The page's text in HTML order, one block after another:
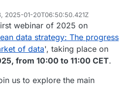
2025-01-20T06:50:50.421Z
webinar of 2025 on
data strategy: The progress
of data', taking place on
from 10:00 to 11:00 CET.
us to explore the main